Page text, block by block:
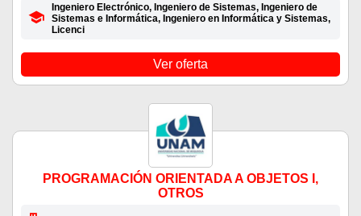
Ingeniero Electrónico, Ingeniero de Sistemas, Ingeniero de
Sistemas e Informática, Ingeniero en Informática y Sistemas,
Licenci
Ver oferta
PROGRAMACIÓN ORIENTADA A OBJETOS I,
OTROS